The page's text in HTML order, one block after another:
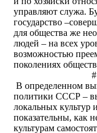
управляют служа.
государство
для общества же
людей – на всех
возможностью
поколениях
В определенном
политики СССР –
локальных культур
показательны, как
культурам